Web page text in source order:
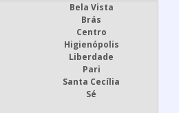
Bela Vista
Brás
Centro
Higienópolis
Liberdade
Pari
Santa Cecília
Sé